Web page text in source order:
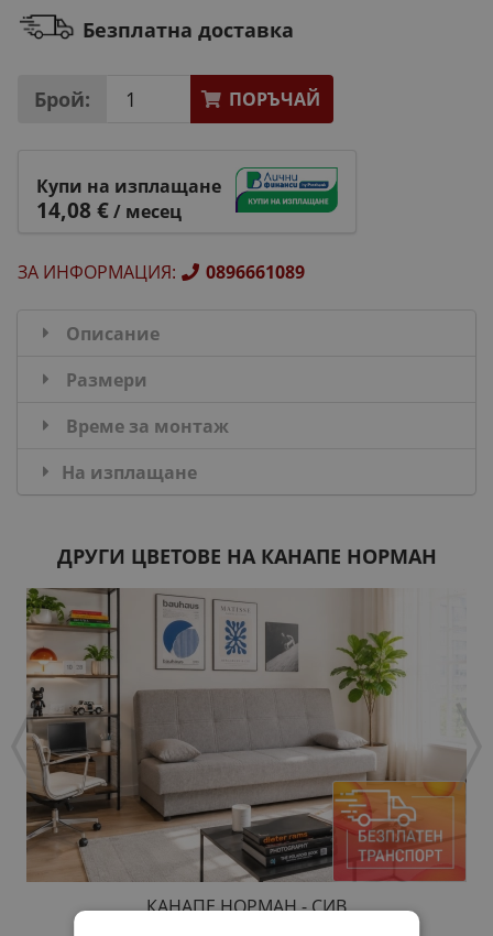
Безплатна доставка
Брой: ПОРЪЧАЙ
Купи на изплащане
14,08 €/ месец
ЗА ИНФОРМАЦИЯ: 0896661089
Описание
Размери
Време за монтаж
На изплащане
ДРУГИ ЦВЕТОВЕ НА КАНАПЕ НОРМАН
КАНАПЕ НОРМАН - СИВ